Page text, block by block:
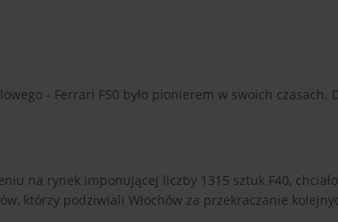
- Ferrari F50 było pionierem w swoich czasach.
na rynek imponującej liczby 1315 sztuk F40,
którzy podziwiali Włochów za przekraczanie